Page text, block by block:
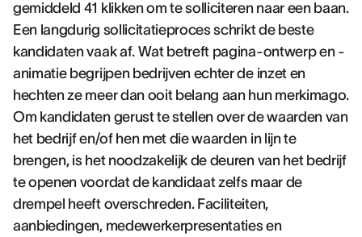
gemiddeld 41 klikken om te solliciteren naar een baan.
Een langdurig sollicitatieproces schrikt de beste
kandidaten vaak af. Wat betreft pagina-ontwerp en -
animatie begrijpen bedrijven echter de inzet en
hechten ze meer dan ooit belang aan hun merkimago.
Om kandidaten gerust te stellen over de waarden van
het bedrijf en/of hen met die waarden in lijn te
brengen, is het noodzakelijk de deuren van het bedrijf
te openen voordat de kandidaat zelfs maar de
drempel heeft overschreden. Faciliteiten,
aanbiedingen, medewerkerpresentaties en